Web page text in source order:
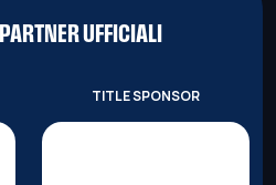
UFFICIALI
TITLE SPONSOR